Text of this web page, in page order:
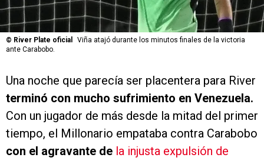
© River Plate oficial
Viña atajó durante los minutos finales de la victoria
ante Carabobo.
Una noche que parecía ser placentera para River
terminó con mucho sufrimiento en Venezuela.
Con un jugador de más desde la mitad del primer
tiempo, el Millonario empataba contra Carabobo
con el agravante de la injusta expulsión de